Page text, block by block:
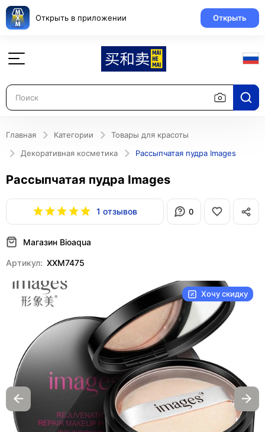
Открыть в приложении Открыть
Главная Категории
Товары для красоты
Декоративная косметика
Рассыпчатая пудра Images
Рассыпчатая пудра Images
1 отзывов 0
Магазин Bioaqua
Артикул: XXM7475
Хочу скидку